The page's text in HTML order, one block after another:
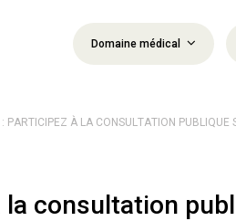
Domaine médical
PARTICIPEZ À LA CONSULTATION PUBLIQUE
la consultation